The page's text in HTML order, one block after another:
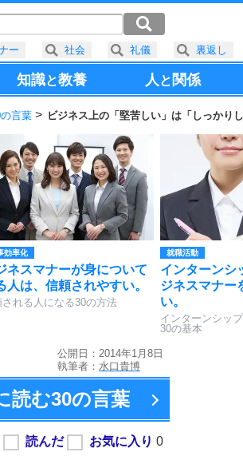
知識と教養 人と 関係
言葉 ビジネス上の「堅苦しい」は「しっかり
効率化
ネスマナーが身について
人は、信頼されやすい。
される人になる30の方法
就職活動
インターンシ
ジネスマナー
い。
インターンシッ
30の基本
公開日：2014年1月8日
執筆者： 水口貴博
読む30の言葉
ー 社会 礼儀 裏返し